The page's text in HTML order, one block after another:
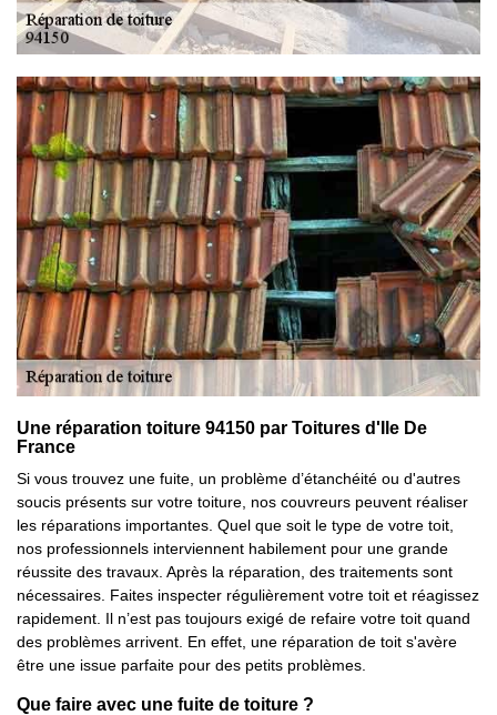
Une réparation toiture 94150 par Toitures d'Ile De
France
Si vous trouvez une fuite, un problème d’étanchéité ou d'autres
soucis présents sur votre toiture, nos couvreurs peuvent réaliser
les réparations importantes. Quel que soit le type de votre toit,
nos professionnels interviennent habilement pour une grande
réussite des travaux. Après la réparation, des traitements sont
nécessaires. Faites inspecter régulièrement votre toit et réagissez
rapidement. Il n’est pas toujours exigé de refaire votre toit quand
des problèmes arrivent. En effet, une réparation de toit s'avère
être une issue parfaite pour des petits problèmes.
Que faire avec une fuite de toiture ?